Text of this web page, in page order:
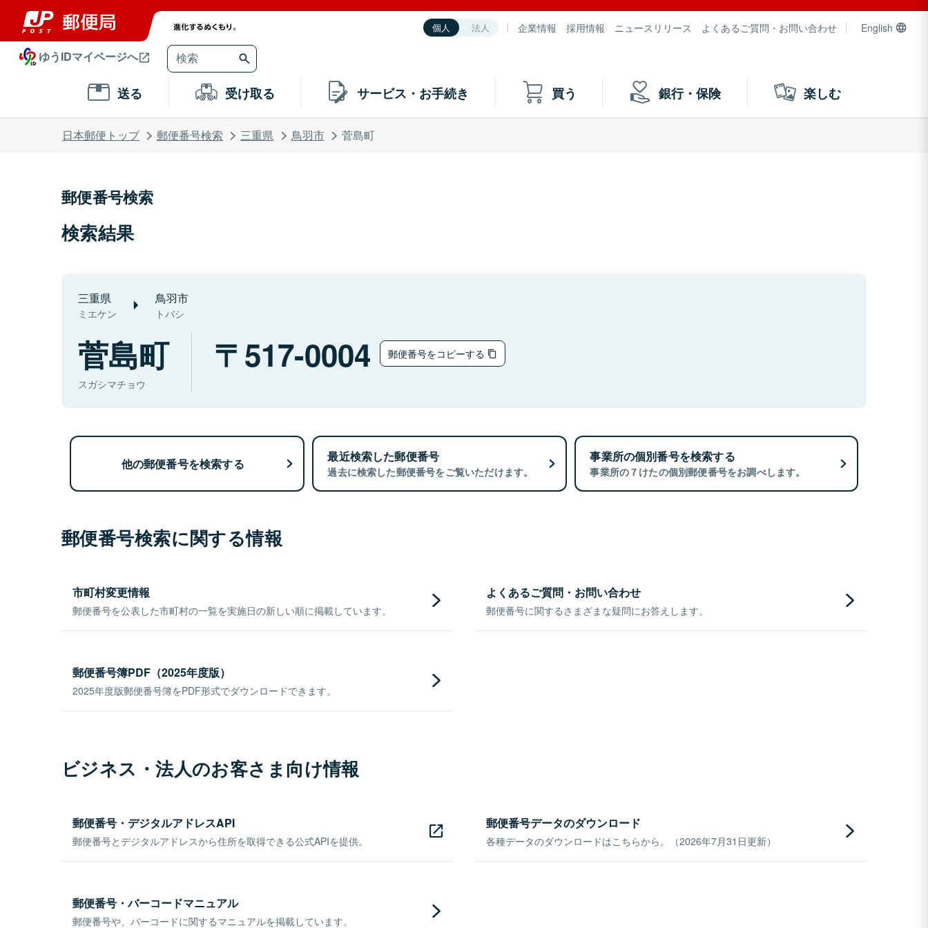
個人 法人 企業情報 採用情報 ニュースリリース よくあるご質問・お問い合わせ English
ゆうIDマイページへ
送る 受け取る サービス・お手続き 買う 銀行・保険 楽しむ
日本郵便トップ 郵便番号検索 三重県 鳥羽市 菅島町
郵便番号検索
検索結果
三重県
ミエケン
鳥羽市
トバシ
菅島町
スガシマチョウ
517-0004 郵便番号をコピーする
他の郵便番号を検索する 最近検索した郵便番号
過去に検索した郵便番号をご覧いただけます。
事業所の個別番号を検索する
事業所の７けたの個別郵便番号をお調べします。
郵便番号検索に関する情報
市町村変更情報
郵便番号を公表した市町村の一覧を実施日の新しい順に掲載しています。
よくあるご質問・お問い合わせ
郵便番号に関するさまざまな疑問にお答えします。
郵便番号簿PDF（2025年度版）
2025年度版郵便番号簿をPDF形式でダウンロードできます。
ビジネス・法人のお客さま向け情報
郵便番号・デジタルアドレスAPI
郵便番号とデジタルアドレスから住所を取得できる公式APIを提供。
郵便番号データのダウンロード
各種データのダウンロードはこちらから。（2026年7月31日更新）
郵便番号・バーコードマニュアル
郵便番号や、バーコードに関するマニュアルを掲載しています。